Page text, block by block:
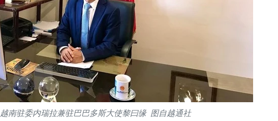
越南驻委内瑞拉兼驻巴巴多斯大使黎曰缘 图自越通社